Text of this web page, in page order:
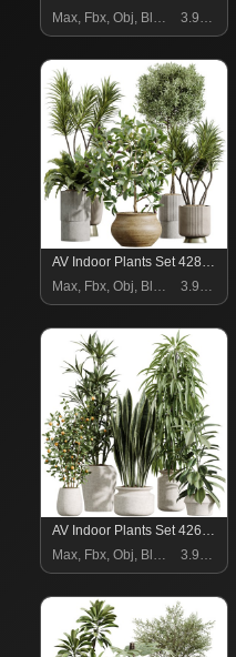
Max, Fbx, Obj, Blend
3.99 $
AV Indoor Plants Set 428 Yucca Spathiphyllum Briful Olive
Max, Fbx, Obj, Blend
3.99 $
AV Indoor Plants Set 426 Ficus Fig Warneckii Sansevieria Orange
Max, Fbx, Obj, Blend
3.99 $